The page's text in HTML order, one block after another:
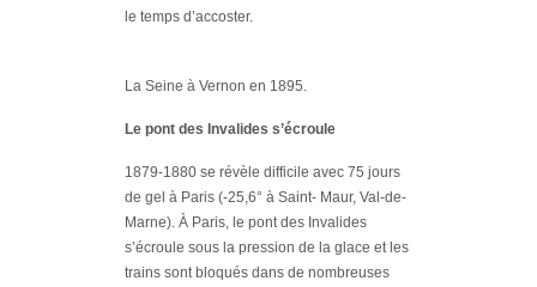
le temps d’accoster.
La Seine à Vernon en 1895.
Le pont des Invalides s’écroule
1879-1880 se révèle difficile avec 75 jours
de gel à Paris (-25,6° à Saint- Maur, Val-de-
Marne). À Paris, le pont des Invalides
s’écroule sous la pression de la glace et les
trains sont bloqués dans de nombreuses